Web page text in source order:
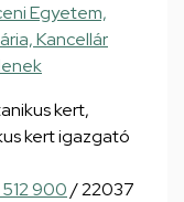
Egyetem,
Kancellár
kert,
kert igazgató
900/ 22037